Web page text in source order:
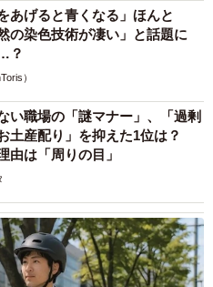
あげると青くなる」ほんと
の染色技術が凄い」と話題に
？
）
い職場の「謎マナー」、「過剰
土産配り」を抑えた1位は？
由は「周りの目」